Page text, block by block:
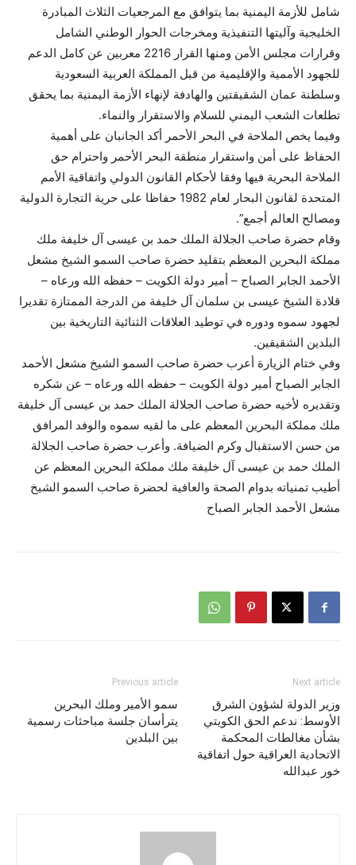
شامل للأزمة اليمنية بما يتوافق مع المرجعيات الثلاث المبادرة
الخليجية وآليتها التنفيذية ومخرجات الحوار الوطني الشامل
وقرارات مجلس الأمن ومنها القرار 2216 معربين عن كامل الدعم
للجهود الأممية والإقليمية من قبل المملكة العربية السعودية
وسلطنة عمان الشقيقتين والهادفة لإنهاء الأزمة اليمنية بما يحقق
تطلعات الشعب اليمني للسلام والاستقرار والنماء.
وفيما يخص الملاحة في البحر الأحمر أكد الجانبان على أهمية
الحفاظ على أمن واستقرار منطقة البحر الأحمر واحترام حق
الملاحة البحرية فيها وفقا لأحكام القانون الدولي واتفاقية الأمم
المتحدة لقانون البحار لعام 1982 حفاظا على حرية التجارة الدولية
ومصالح العالم أجمع”.
وقام حضرة صاحب الجلالة الملك حمد بن عيسى آل خليفة ملك
مملكة البحرين المعظم بتقليد حضرة صاحب السمو الشيخ مشعل
الأحمد الجابر الصباح – أمير دولة الكويت – حفظه الله ورعاه –
قلادة الشيخ عيسى بن سلمان آل خليفة من الدرجة الممتازة تقديرا
لجهود سموه ودوره في توطيد العلاقات الثنائية التاريخية بين
البلدين الشقيقين.
وفي ختام الزيارة أعرب حضرة صاحب السمو الشيخ مشعل الأحمد
الجابر الصباح أمير دولة الكويت – حفظه الله ورعاه – عن شكره
وتقديره لأخيه حضرة صاحب الجلالة الملك حمد بن عيسى آل خليفة
ملك مملكة البحرين المعظم على ما لقيه سموه والوفد المرافق
من حسن الاستقبال وكرم الضيافة. وأعرب حضرة صاحب الجلالة
الملك حمد بن عيسى آل خليفة ملك مملكة البحرين المعظم عن
أطيب تمنياته بدوام الصحة والعافية لحضرة صاحب السمو الشيخ
مشعل الأحمد الجابر الصباح
Previous article
سمو الأمير وملك البحرين
يترأسان جلسة مباحثات رسمية
بين البلدين
Next article
وزير الدولة لشؤون الشرق
الأوسط: ندعم الحق الكويتي
بشأن مغالطات المحكمة
الاتحادية العراقية حول اتفاقية
خور عبدالله